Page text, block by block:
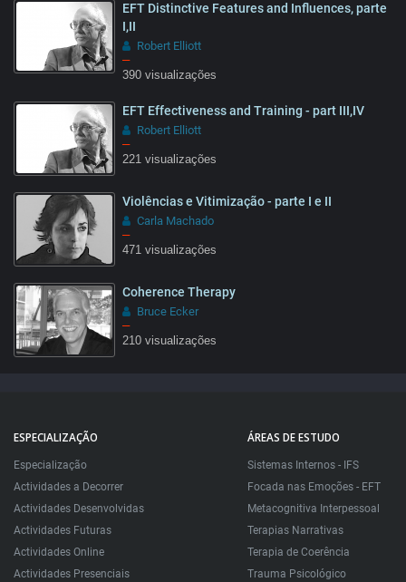
50:16
28:41
EFT Distinctive Features and Influences, parte
I,II
Robert Elliott
–
390 visualizações
09:22
EFT Effectiveness and Training - part III,IV
Robert Elliott
–
221 visualizações
26:47
Violências e Vitimização - parte I e II
Carla Machado
–
471 visualizações
Coherence Therapy
Bruce Ecker
–
210 visualizações
ESPECIALIZAÇÃO
Especialização
Actividades a Decorrer
Actividades Desenvolvidas
Actividades Futuras
Actividades Online
Actividades Presenciais
ÁREAS DE ESTUDO
Sistemas Internos - IFS
Focada nas Emoções - EFT
Metacognitiva Interpessoal
Terapias Narrativas
Terapia de Coerência
Trauma Psicológico